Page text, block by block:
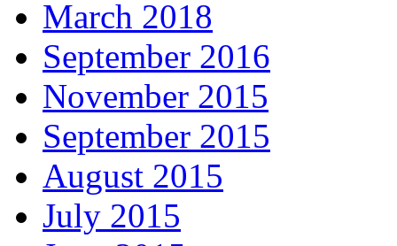
March 2018
September 2016
November 2015
September 2015
August 2015
July 2015